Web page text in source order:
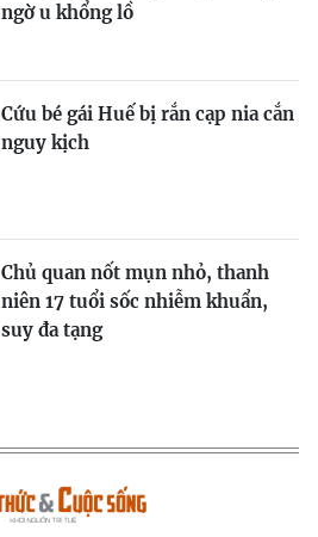
ngờ u khổng lồ
Cứu bé gái Huế bị rắn cạp nia cắn
nguy kịch
Chủ quan nốt mụn nhỏ, thanh
niên 17 tuổi sốc nhiễm khuẩn,
suy đa tạng